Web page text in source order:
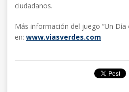
ciudadanos.
Más información del juego “Un Día
en: www.viasverdes.com